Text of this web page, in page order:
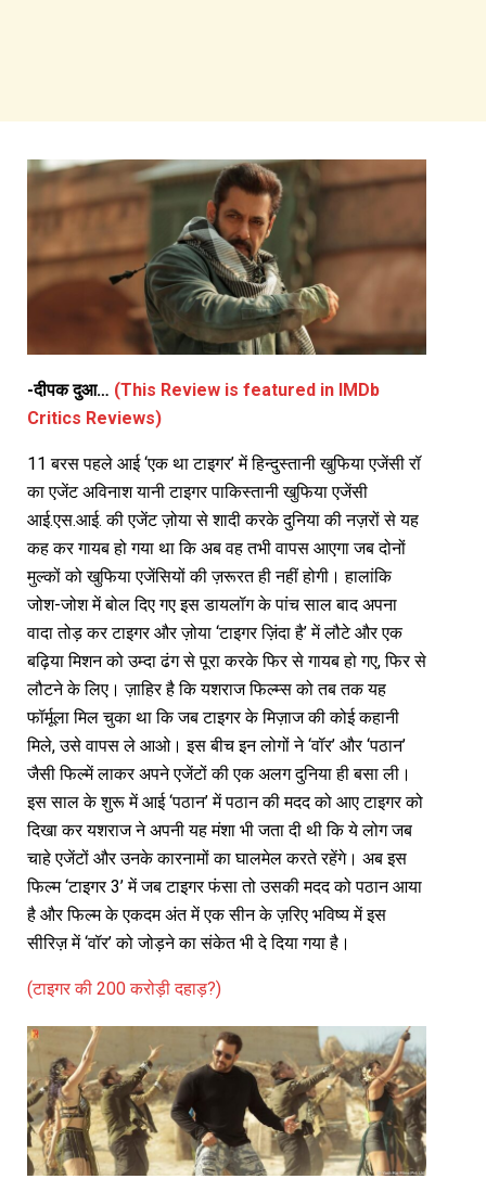
-दीपक दुआ… (This Review is featured in IMDb
Critics Reviews)
11 बरस पहले आई ‘एक था टाइगर’ में हिन्दुस्तानी खुफिया एजेंसी रॉ
का एजेंट अविनाश यानी टाइगर पाकिस्तानी खुफिया एजेंसी
आई.एस.आई. की एजेंट ज़ोया से शादी करके दुनिया की नज़रों से यह
कह कर गायब हो गया था कि अब वह तभी वापस आएगा जब दोनों
मुल्कों को खुफिया एजेंसियों की ज़रूरत ही नहीं होगी। हालांकि
जोश-जोश में बोल दिए गए इस डायलॉग के पांच साल बाद अपना
वादा तोड़ कर टाइगर और ज़ोया ‘टाइगर ज़िंदा है’ में लौटे और एक
बढ़िया मिशन को उम्दा ढंग से पूरा करके फिर से गायब हो गए, फिर से
लौटने के लिए। ज़ाहिर है कि यशराज फिल्म्स को तब तक यह
फॉर्मूला मिल चुका था कि जब टाइगर के मिज़ाज की कोई कहानी
मिले, उसे वापस ले आओ। इस बीच इन लोगों ने ‘वॉर’ और ‘पठान’
जैसी फिल्में लाकर अपने एजेंटों की एक अलग दुनिया ही बसा ली।
इस साल के शुरू में आई ‘पठान’ में पठान की मदद को आए टाइगर को
दिखा कर यशराज ने अपनी यह मंशा भी जता दी थी कि ये लोग जब
चाहे एजेंटों और उनके कारनामों का घालमेल करते रहेंगे। अब इस
फिल्म ‘टाइगर 3’ में जब टाइगर फंसा तो उसकी मदद को पठान आया
है और फिल्म के एकदम अंत में एक सीन के ज़रिए भविष्य में इस
सीरिज़ में ‘वॉर’ को जोड़ने का संकेत भी दे दिया गया है।
(टाइगर की 200 करोड़ी दहाड़?)